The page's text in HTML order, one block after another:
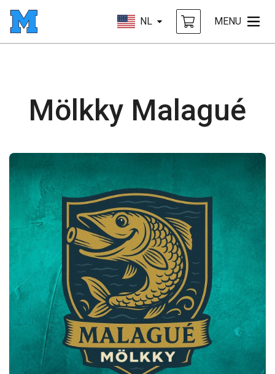
NL MENU
Mölkky Malagué